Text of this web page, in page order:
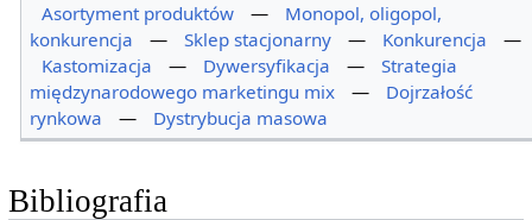
Asortyment produktów
—
Monopol, oligopol,
konkurencja
— Sklep stacjonarny — Konkurencja
—
Kastomizacja
— Dywersyfikacja —
Strategia
międzynarodowego marketingu mix
—
Dojrzałość
rynkowa
— Dystrybucja masowa
Bibliografia